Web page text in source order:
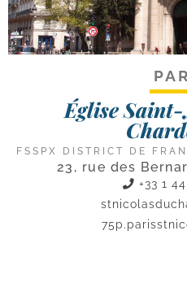
Église
FSSPX DISTRICT DE
23, rue des
+33 1